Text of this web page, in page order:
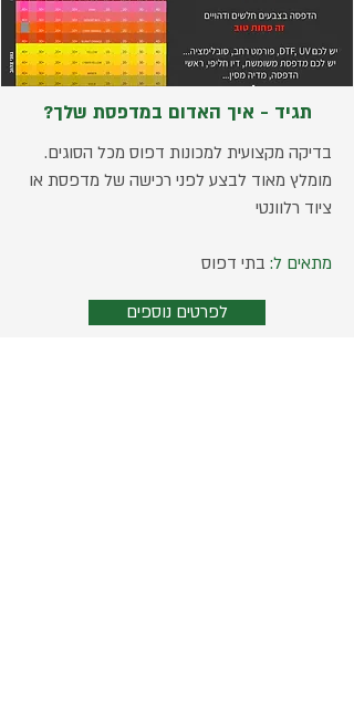
תגיד - איך האדום במדפסת שלך?
בדיקה מקצועית למכונות דפוס מכל הסוגים.
מומלץ מאוד לבצע לפני רכישה של מדפסת או
ציוד רלוונטי
מתאים ל: בתי דפוס
לפרטים נוספים